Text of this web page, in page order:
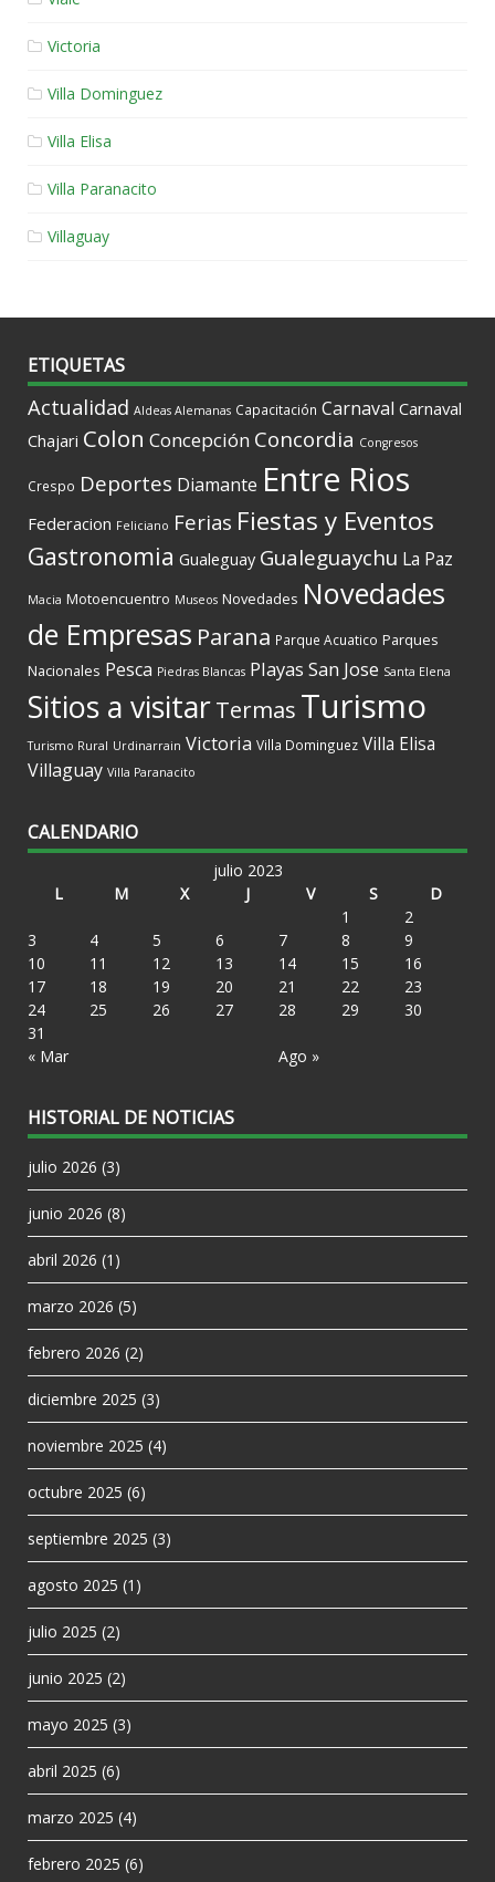
Victoria
Villa Dominguez
Villa Elisa
Villa Paranacito
Villaguay
ETIQUETAS
Actualidad Aldeas Alemanas Capacitación Carnaval Carnaval
Chajari Colon Concepción Concordia Congresos
Crespo Deportes Diamante Entre Rios
Federacion Feliciano Ferias Fiestas y Eventos
Gastronomia Gualeguay Gualeguaychu La Paz
Macia Motoencuentro Museos Novedades Novedades
de Empresas Parana Parque Acuatico Parques
Nacionales Pesca Piedras Blancas Playas San Jose Santa Elena
Sitios a visitarTermas Turismo
Turismo Rural Urdinarrain Victoria Villa Dominguez Villa Elisa
Villaguay Villa Paranacito
CALENDARIO
julio 2023
L
M X J V S D
« Mar Ago »
1
2
3
4 5 6 7 8
9
10
11 12 13 14 15
16
17
18 19 20 21 22
23
24
25 26 27 28 29
30
31
HISTORIAL DE NOTICIAS
julio 2026 (3)
junio 2026 (8)
abril 2026 (1)
marzo 2026 (5)
febrero 2026 (2)
diciembre 2025 (3)
noviembre 2025 (4)
octubre 2025 (6)
septiembre 2025 (3)
agosto 2025 (1)
julio 2025 (2)
junio 2025 (2)
mayo 2025 (3)
abril 2025 (6)
marzo 2025 (4)
febrero 2025 (6)